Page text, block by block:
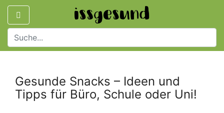
Gesunde Snacks – Ideen und
Tipps für Büro, Schule oder Uni!